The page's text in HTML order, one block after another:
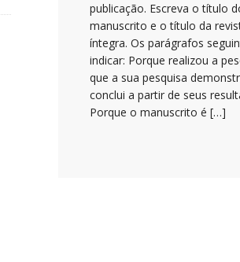
publicação. Escreva o título
manuscrito e o título da
íntegra. Os parágrafos
indicar: Porque realizou a
que a sua pesquisa
conclui a partir de seus
Porque o manuscrito é […]